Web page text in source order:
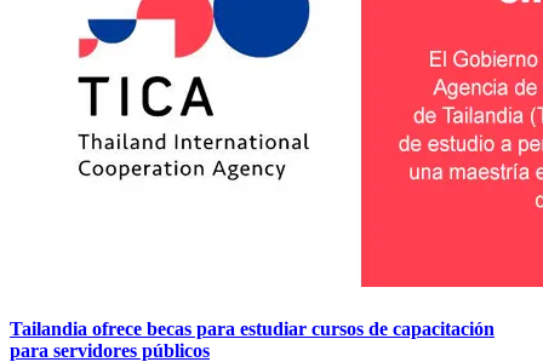
Tailandia ofrece becas para estudiar cursos de capacitación
para servidores públicos